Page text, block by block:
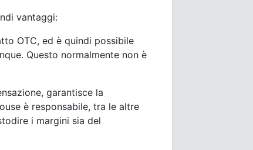
vantaggi:
OTC, ed è quindi possibile
Questo normalmente non è
garantisce la
è responsabile, tra le altre
i margini sia del